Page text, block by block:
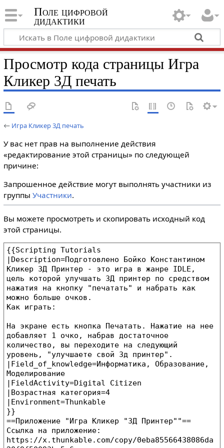
Поле цифровой
дидактики
Просмотр кода страницы Игра
Кликер 3Д печать
← Игра Кликер 3Д печать
У вас нет прав на выполнение действия
«редактирование этой страницы» по следующей
причине:
Запрошенное действие могут выполнять участники из
группы Участники.
Вы можете просмотреть и скопировать исходный код
этой страницы.